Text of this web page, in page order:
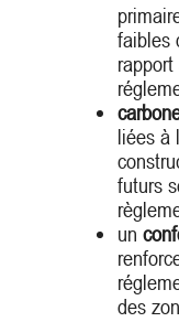
faibles
liées à
futurs
un
des